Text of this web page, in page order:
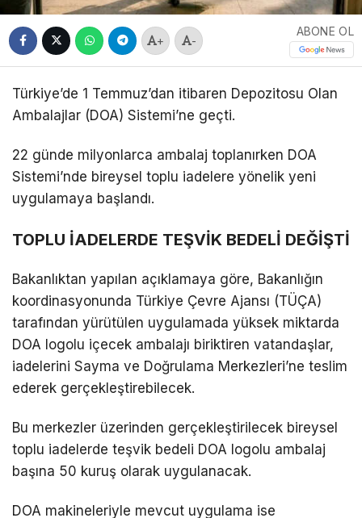
+ -
ABONE OL
Türkiye’de 1 Temmuz’dan itibaren Depozitosu Olan
Ambalajlar (DOA) Sistemi’ne geçti.
22 günde milyonlarca ambalaj toplanırken DOA
Sistemi’nde bireysel toplu iadelere yönelik yeni
uygulamaya başlandı.
TOPLU İADELERDE TEŞVİK BEDELİ DEĞİŞTİ
Bakanlıktan yapılan açıklamaya göre, Bakanlığın
koordinasyonunda Türkiye Çevre Ajansı (TÜÇA)
tarafından yürütülen uygulamada yüksek miktarda
DOA logolu içecek ambalajı biriktiren vatandaşlar,
iadelerini Sayma ve Doğrulama Merkezleri’ne teslim
ederek gerçekleştirebilecek.
Bu merkezler üzerinden gerçekleştirilecek bireysel
toplu iadelerde teşvik bedeli DOA logolu ambalaj
başına 50 kuruş olarak uygulanacak.
DOA makineleriyle mevcut uygulama ise